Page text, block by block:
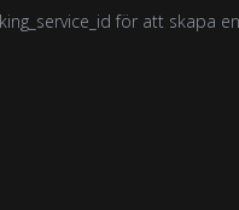
för att skapa en